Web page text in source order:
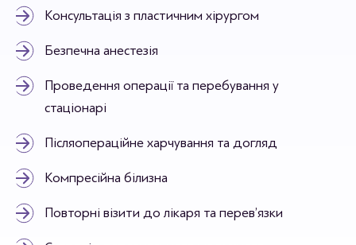
Консультація з пластичним хірургом
Безпечна анестезія
Проведення операції та перебування у
стаціонарі
Післяопераційне харчування та догляд
Компресійна білизна
Повторні візити до лікаря та перев’язки